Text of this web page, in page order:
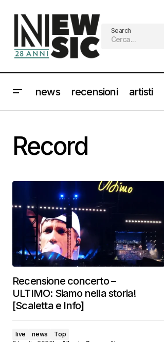
Search
news recensioni artisti
Record
Recensione concerto –
ULTIMO: Siamo nella storia!
[Scaletta e Info]
live news
Top